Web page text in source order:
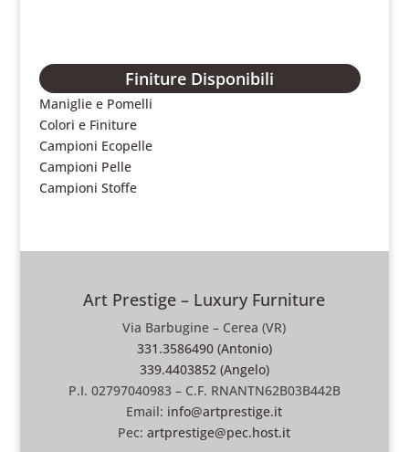
Finiture Disponibili
Maniglie e Pomelli
Colori e Finiture
Campioni Ecopelle
Campioni Pelle
Campioni Stoffe
Art Prestige – Luxury Furniture
Via Barbugine – Cerea (VR)
331.3586490 (Antonio)
339.4403852 (Angelo)
P.I. 02797040983 – C.F. RNANTN62B03B442B
Email: info@artprestige.it
Pec:artprestige@pec.host.it